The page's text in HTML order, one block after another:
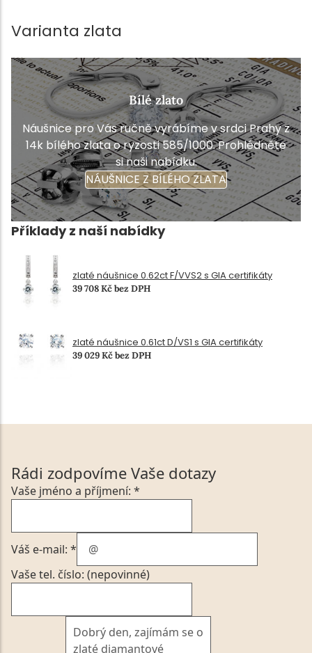
Varianta zlata
Bílé zlato
Náušnice pro Vás ručně vyrábíme v srdci Prahy z
14k bílého zlata o ryzosti 585/1000. Prohlédněte
si naši nabídku.
NÁUŠNICE Z BÍLÉHO ZLATA
Příklady z naší nabídky
zlaté náušnice 0.62ct F/VVS2 s GIA certifikáty
39 708 Kč bez DPH
zlaté náušnice 0.61ct D/VS1 s GIA certifikáty
39 029 Kč bez DPH
Rádi zodpovíme Vaše dotazy
Vaše jméno a příjmení: *
Váš e-mail: *
Vaše tel. číslo: (nepovinné)